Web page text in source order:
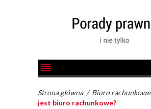
Strona główna / Biuro rachunkowe
jest biuro rachunkowe?